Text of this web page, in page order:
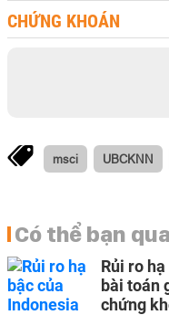
CHỨNG KHOÁN
msci UBCKNN
Có thể bạn
Rủi ro
bài toán
chứng